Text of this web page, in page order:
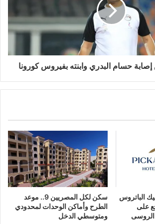
إصابة حسام البدري وابنته بفيروس كورونا
الباتروس
منتجع على
الروسى
سكن لكل المصريين 9.. موعد
الطرح وأماكن الوحدات لمحدودي
ومتوسطي الدخل